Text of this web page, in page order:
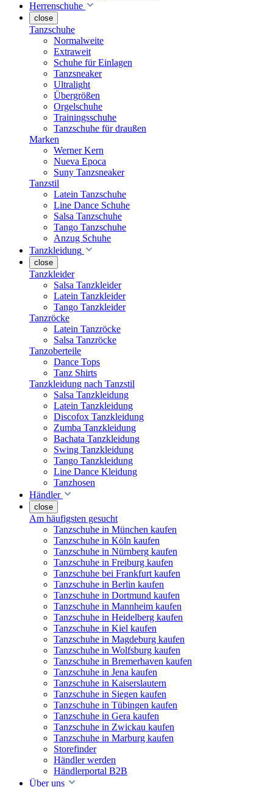
Herrenschuhe
close
Tanzschuhe
Normalweite
Extraweit
Schuhe für Einlagen
Tanzsneaker
Ultralight
Übergrößen
Orgelschuhe
Trainingsschuhe
Tanzschuhe für draußen
Marken
Werner Kern
Nueva Epoca
Suny Tanzsneaker
Tanzstil
Latein Tanzschuhe
Line Dance Schuhe
Salsa Tanzschuhe
Tango Tanzschuhe
Anzug Schuhe
Tanzkleidung
close
Tanzkleider
Salsa Tanzkleider
Latein Tanzkleider
Tango Tanzkleider
Tanzröcke
Latein Tanzröcke
Salsa Tanzröcke
Tanzoberteile
Dance Tops
Tanz Shirts
Tanzkleidung nach Tanzstil
Salsa Tanzkleidung
Latein Tanzkleidung
Discofox Tanzkleidung
Zumba Tanzkleidung
Bachata Tanzkleidung
Swing Tanzkleidung
Tango Tanzkleidung
Line Dance Kleidung
Tanzhosen
Händler
close
Am häufigsten gesucht
Tanzschuhe in München kaufen
Tanzschuhe in Köln kaufen
Tanzschuhe in Nürnberg kaufen
Tanzschuhe in Freiburg kaufen
Tanzschuhe bei Frankfurt kaufen
Tanzschuhe in Berlin kaufen
Tanzschuhe in Dortmund kaufen
Tanzschuhe in Mannheim kaufen
Tanzschuhe in Heidelberg kaufen
Tanzschuhe in Kiel kaufen
Tanzschuhe in Magdeburg kaufen
Tanzschuhe in Wolfsburg kaufen
Tanzschuhe in Bremerhaven kaufen
Tanzschuhe in Jena kaufen
Tanzschuhe in Kaiserslautern
Tanzschuhe in Siegen kaufen
Tanzschuhe in Tübingen kaufen
Tanzschuhe in Gera kaufen
Tanzschuhe in Zwickau kaufen
Tanzschuhe in Marburg kaufen
Storefinder
Händler werden
Händlerportal B2B
Über uns